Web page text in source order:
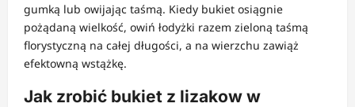
gumką lub owijając taśmą. Kiedy bukiet osiągnie
pożądaną wielkość, owiń łodyżki razem zieloną taśmą
florystyczną na całej długości, a na wierzchu zawiąż
efektowną wstążkę.
Jak zrobić bukiet z lizakow w